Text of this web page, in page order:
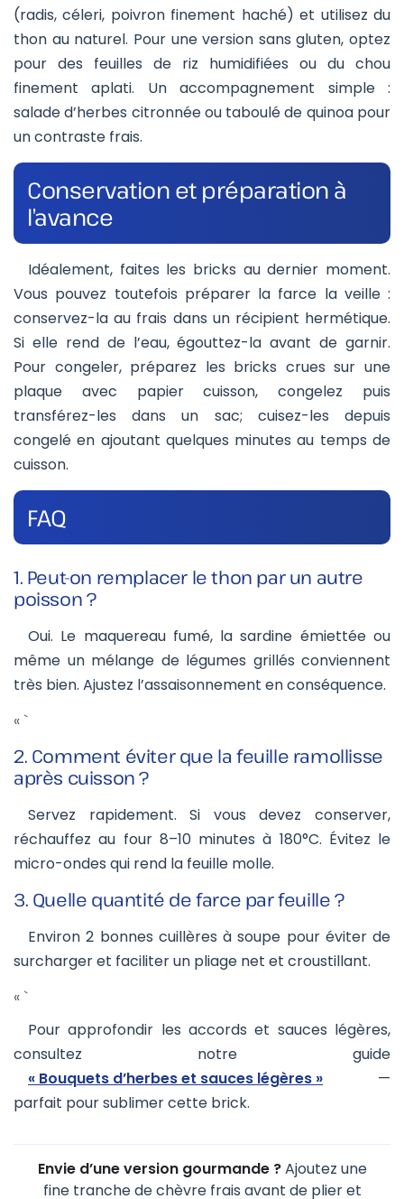
(radis, céleri, poivron finement haché) et utilisez du
thon au naturel. Pour une version sans gluten, optez
pour des feuilles de riz humidifiées ou du chou
finement aplati. Un accompagnement simple :
salade d’herbes citronnée ou taboulé de quinoa pour
un contraste frais.
Conservation et préparation à
l’avance
Idéalement, faites les bricks au dernier moment.
Vous pouvez toutefois préparer la farce la veille :
conservez-la au frais dans un récipient hermétique.
Si elle rend de l’eau, égouttez-la avant de garnir.
Pour congeler, préparez les bricks crues sur une
plaque avec papier cuisson, congelez puis
transférez-les dans un sac; cuisez-les depuis
congelé en ajoutant quelques minutes au temps de
cuisson.
FAQ
1. Peut-on remplacer le thon par un autre
poisson ?
Oui. Le maquereau fumé, la sardine émiettée ou
même un mélange de légumes grillés conviennent
très bien. Ajustez l’assaisonnement en conséquence.
« `
2. Comment éviter que la feuille ramollisse
après cuisson ?
Servez rapidement. Si vous devez conserver,
réchauffez au four 8–10 minutes à 180°C. Évitez le
micro-ondes qui rend la feuille molle.
3. Quelle quantité de farce par feuille ?
Environ 2 bonnes cuillères à soupe pour éviter de
surcharger et faciliter un pliage net et croustillant.
« `
Pour approfondir les accords et sauces légères,
consultez notre guide
« Bouquets d’herbes et sauces légères » —
parfait pour sublimer cette brick.
Envie d’une version gourmande ?Ajoutez une
fine tranche de chèvre frais avant de plier et